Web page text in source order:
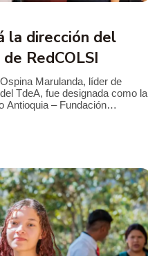
la dirección del
RedCOLSI
Marulanda, líder de
TdeA, fue designada como la
Antioquia – Fundación
de la Institución